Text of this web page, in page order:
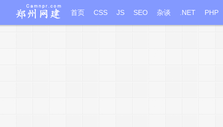
首页 CSS JS SEO 杂谈 .NET PHP